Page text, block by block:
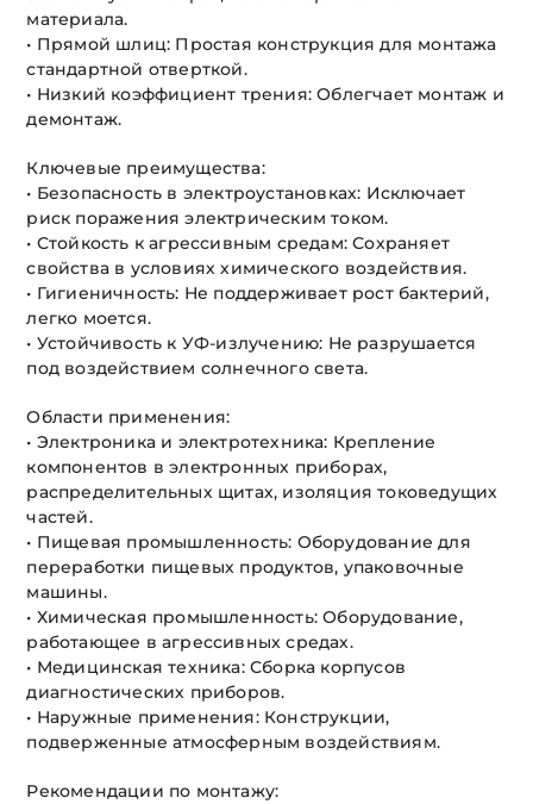
материала.
• Прямой шлиц: Простая конструкция для монтажа
стандартной отверткой.
• Низкий коэффициент трения: Облегчает монтаж и
демонтаж.
Ключевые преимущества:
• Безопасность в электроустановках: Исключает
риск поражения электрическим током.
• Стойкость к агрессивным средам: Сохраняет
свойства в условиях химического воздействия.
• Гигиеничность: Не поддерживает рост бактерий,
легко моется.
• Устойчивость к УФ-излучению: Не разрушается
под воздействием солнечного света.
Области применения:
• Электроника и электротехника: Крепление
компонентов в электронных приборах,
распределительных щитах, изоляция токоведущих
частей.
• Пищевая промышленность: Оборудование для
переработки пищевых продуктов, упаковочные
машины.
• Химическая промышленность: Оборудование,
работающее в агрессивных средах.
• Медицинская техника: Сборка корпусов
диагностических приборов.
• Наружные применения: Конструкции,
подверженные атмосферным воздействиям.
Рекомендации по монтажу: